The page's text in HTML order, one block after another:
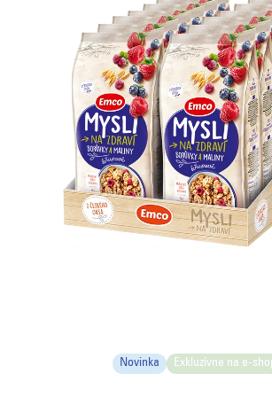
Novinka Exkluzívne na e-